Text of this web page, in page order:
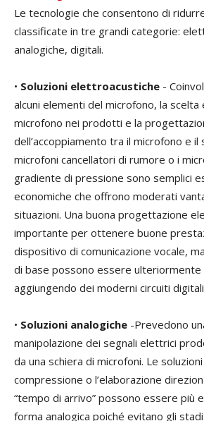
Le tecnologie che consentono di
classificate in tre grandi categorie:
analogiche, digitali.
• Soluzioni elettroacustiche -
alcuni elementi del microfono, la scelta
microfono nei prodotti e la
dell’accoppiamento tra il microfono e il
microfoni cancellatori di rumore o i
gradiente di pressione sono semplici
economiche che offrono moderati
situazioni. Una buona progettazione
importante per ottenere buone
dispositivo di comunicazione vocale,
di base possono essere ulteriormente
aggiungendo dei moderni circuiti
• Soluzioni analogiche -Prevedono
manipolazione dei segnali elettrici
da una schiera di microfoni. Le
compressione o l’elaborazione
“tempo di arrivo” possono essere più
forma analogica poiché evitano gli